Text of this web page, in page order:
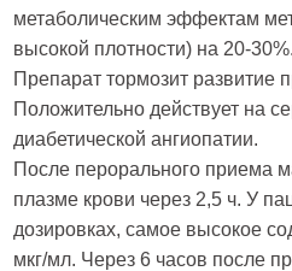
метаболическим эффектам
высокой плотности) на 20-30%.
Препарат тормозит развитие
Положительно действует на
диабетической ангиопатии.
После перорального приема
плазме крови через 2,5 ч. У
дозировках, самое высокое
мкг/мл. Через 6 часов после